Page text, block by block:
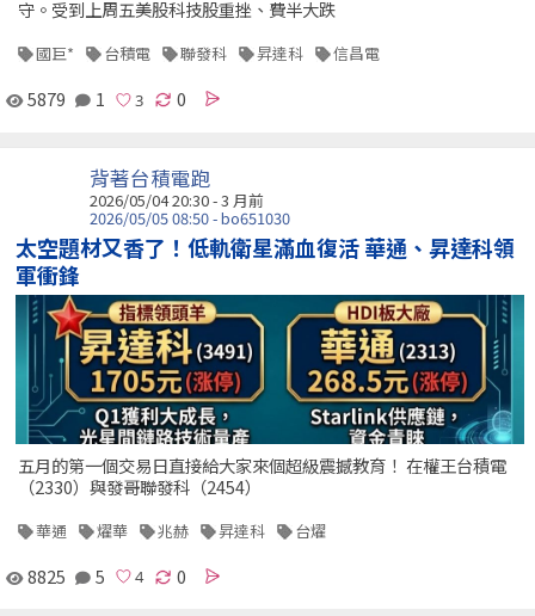
守。受到上周五美股科技股重挫、費半大跌
國巨* 台積電 聯發科 昇達科 信昌電
5879 1 0
背著台積電跑
2026/05/04 20:30 - 3 月前
2026/05/05 08:50 - bo651030
太空題材又香了！低軌衛星滿血復活 華通、昇達科領
軍衝鋒
五月的第一個交易日直接給大家來個超級震撼教育！ 在權王台積電
（2330）與發哥聯發科（2454）
華通 燿華 兆赫 昇達科 台燿
8825 5 0